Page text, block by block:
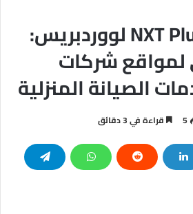
قالب NXT Plumbing لووردبريس:
لمواقع شركات
الصيانة المنزلية
5 قراءة في 3 دقائق